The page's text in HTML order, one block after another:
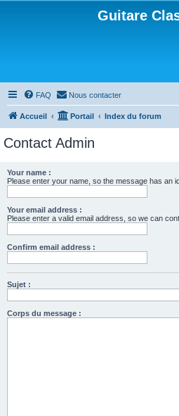
Guitare
FAQ Nous contacter
Accueil Portail Index du forum
Contact Admin
Your name :
Please enter your name, so the message has an
Your email address :
Please enter a valid email address, so we can
Confirm email address :
Sujet :
Corps du message :